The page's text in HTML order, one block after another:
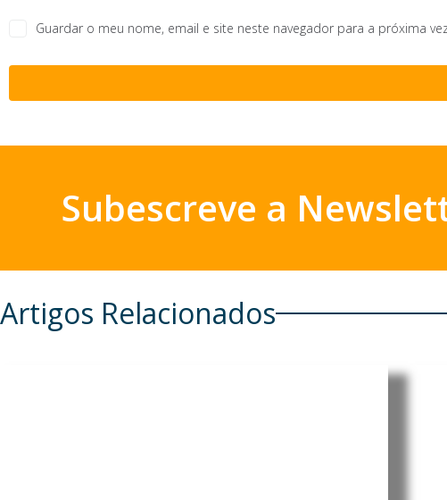
Guardar o meu nome, email e site neste navegador para a próxima
Subescreve a
Artigos Relacionados